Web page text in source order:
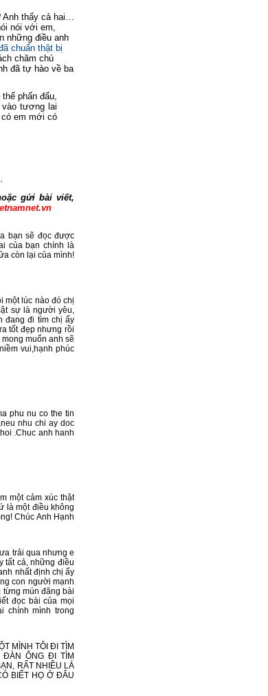
Anh thấy cả hai…
nói với em,
những điều anh
chuẩn thật bị
chăm chú
đã tự hào về ba
phấn đấu,
tương lai
em mới có
gửi bài viết,
bạn sẽ đọc được
của bạn chính là
còn lại của mình!
một lúc nào đó chị
sự là người yêu,
đang đi tìm chị ấy
tốt đẹp nhưng rồi
muốn anh sẽ
vui,hạnh phúc
phu nu co the tin
nhu chi ay doc
.Chuc anh hanh
một cảm xúc thật
là một điều không
Chúc Anh Hạnh
trải qua nhưng e
tất cả, những điều
nhất định chị ấy
con người mạnh
từng mún đăng bài
đọc bài của mọi
chính mình trong
MÌNH TÔI ĐI TÌM
ĐÀN ÔNG ĐI TÌM
RẤT NHIỀU LÁ
BIẾT HỌ Ở ĐÂU